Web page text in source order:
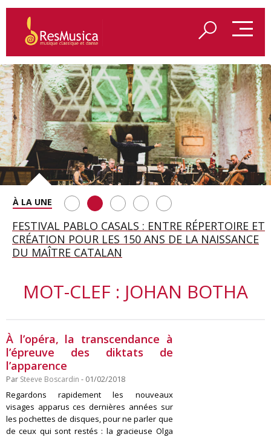
SAINT FRANÇOIS D’ASSISE À SALZBOURG, UNE
SOIRÉE IMMENSE PORTÉE PAR ROMEO
CASTELLUCCI ET MAXIME PASCAL
FESTIVAL PABLO CASALS : ENTRE RÉPERTOIRE ET
CRÉATION POUR LES 150 ANS DE LA NAISSANCE
DU MAÎTRE CATALAN
A BAYREUTH, LE 150E ANNIVERSAIRE DU RING
WAGNÉRIEN GÉNÉRÉ PAR L’IA
BETSY JOLAS FÊTE SON CENTIÈME
ANNIVERSAIRE
GEORGE BENJAMIN : « MES PARENTS AVAIENT
CETTE EXIGENCE DE L’OBJET CISELÉ »
MOT-CLEF : JOHAN BOTHA
À l’opéra, la transcendance à
l’épreuve des diktats de
l’apparence
Par Steeve Boscardin - 01/02/2018
Regardons rapidement les nouveaux
visages apparus ces dernières années sur
les pochettes de disques, pour ne parler que
de ceux qui sont restés : la gracieuse Olga